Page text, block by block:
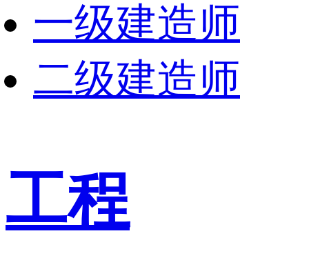
一级建造师
二级建造师
工程